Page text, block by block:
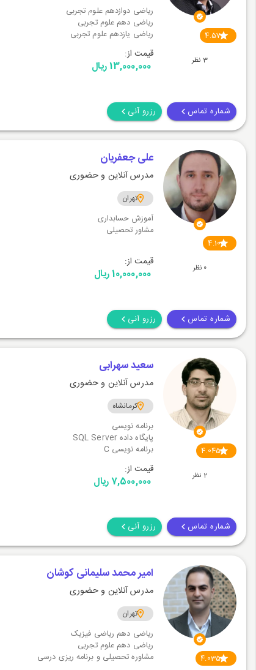
4.57
3 نظر
ریاضی دوازدهم علوم تجربی
ریاضی دهم علوم تجربی
ریاضی یازدهم علوم تجربی
قیمت از:
13,000,000 ریال
شماره تماس رزرو آنی
4.10
0 نظر
علی جعفریان
مدرس آنلاین و حضوری
تهران
آموزش حسابداری
مشاور تحصیلی
قیمت از:
10,000,000 ریال
شماره تماس رزرو آنی
4.045
2 نظر
سعید سهرابی
مدرس آنلاین و حضوری
کرمانشاه
برنامه نویسی
پایگاه داده SQL Server
برنامه نویسی C
قیمت از:
7,500,000 ریال
شماره تماس رزرو آنی
4.035
امیر محمد سلیمانی کوشان
مدرس آنلاین و حضوری
تهران
ریاضی دهم ریاضی فیزیک
ریاضی دهم علوم تجربی
مشاوره تحصیلی و برنامه ریزی درسی